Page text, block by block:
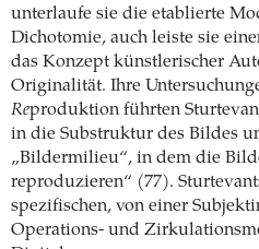
unterlaufe sie die etablierte
Dichotomie, auch leiste sie
das Konzept künstlerischer
Originalität. Ihre
Reproduktion führten
in die Substruktur des Bildes
„Bildermilieu“, in dem die
reproduzieren“ (77).
spezifischen, von einer
Operations- und